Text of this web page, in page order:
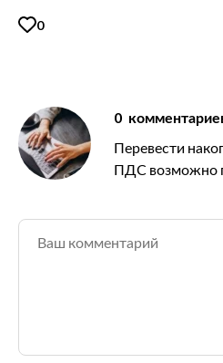
0
0
Перевести
ПДС возможно